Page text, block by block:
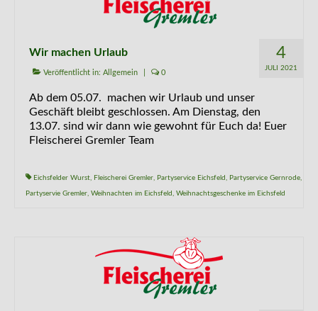
4
JULI 2021
Wir machen Urlaub
Veröffentlicht in: Allgemein 0
Ab dem 05.07. machen wir Urlaub und unser
Geschäft bleibt geschlossen. Am Dienstag, den
13.07. sind wir dann wie gewohnt für Euch da! Euer
Fleischerei Gremler Team
Eichsfelder Wurst, Fleischerei Gremler, Partyservice Eichsfeld , Partyservice Gernrode,
Partyservie Gremler, Weihnachten im Eichsfeld , Weihnachtsgeschenke im Eichsfeld